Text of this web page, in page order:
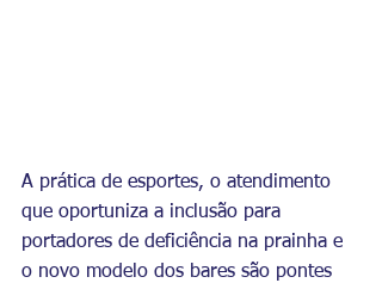
A prática de esportes, o atendimento
que oportuniza a inclusão para
portadores de deficiência na prainha e
o novo modelo dos bares são pontes